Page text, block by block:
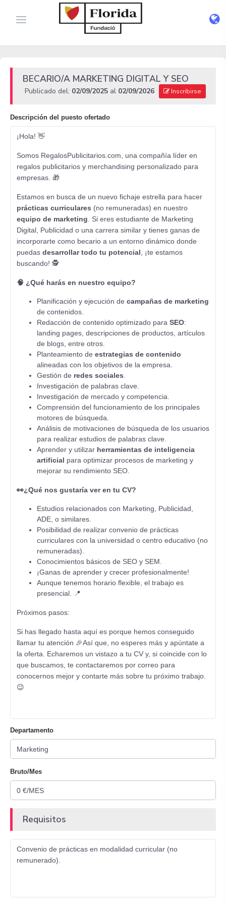
BECARIO/A MARKETING DIGITAL Y SEO
Publicado del: 02/09/2025 al 02/09/2026 Inscribirse
Descripción del puesto ofertado
¡Hola! 👋
Somos RegalosPublicitarios.com, una compañía líder en
regalos publicitarios y merchandising personalizado para
empresas. 🎁
Estamos en busca de un nuevo fichaje estrella para hacer
prácticas curriculares (no remuneradas) en nuestro
equipo de marketing . Si eres estudiante de Marketing
Digital, Publicidad o una carrera similar y tienes ganas de
incorporarte como becario a un entorno dinámico donde
puedas desarrollar todo tu potencial , ¡te estamos
buscando! 🕵️
🧠 ¿Qué harás en nuestro equipo?
Planificación y ejecución de campañas de marketing
de contenidos.
Redacción de contenido optimizado para SEO:
landing pages, descripciones de productos, artículos
de blogs, entre otros.
Planteamiento de estrategias de contenido
alineadas con los objetivos de la empresa.
Gestión de redes sociales
Investigación de palabras clave.
Investigación de mercado y competencia.
Comprensión del funcionamiento de los principales
motores de búsqueda.
Análisis de motivaciones de búsqueda de los usuarios
para realizar estudios de palabras clave.
Aprender y utilizar herramientas de inteligencia
artificial para optimizar procesos de marketing y
mejorar su rendimiento SEO.
👀¿Qué nos gustaría ver en tu CV?
Estudios relacionados con Marketing, Publicidad,
ADE, o similares.
Posibilidad de realizar convenio de prácticas
curriculares con la universidad o centro educativo (no
remuneradas).
Conocimientos básicos de SEO y SEM.
¡Ganas de aprender y crecer profesionalmente!
Aunque tenemos horario flexible, el trabajo es
presencial. 📍
Próximos pasos:
Si has llegado hasta aquí es porque hemos conseguido
llamar tu atención 🎉Así que, no esperes más y apúntate a
la oferta. Echaremos un vistazo a tu CV y, si coincide con lo
que buscamos, te contactaremos por correo para
conocernos mejor y contarte más sobre tu próximo trabajo.
😉
Departamento
Bruto/Mes
Requisitos
Convenio de prácticas en modalidad curricular (no
remunerado).